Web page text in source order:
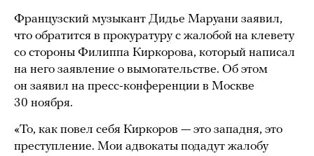
Французский музыкант Дидье Маруани заявил,
что обратится в прокуратуру с жалобой на клевету
со стороны Филиппа Киркорова, который написал
на него заявление о вымогательстве. Об этом
он заявил на пресс-конференции в Москве
30 ноября.
«То, как повел себя Киркоров — это западня, это
преступление. Мои адвокаты подадут жалобу